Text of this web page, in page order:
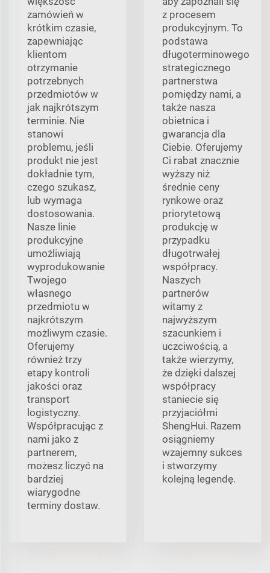
zamówień w
krótkim czasie,
zapewniając
klientom
otrzymanie
potrzebnych
przedmiotów w
jak najkrótszym
terminie. Nie
stanowi
problemu, jeśli
produkt nie jest
dokładnie tym,
czego szukasz,
lub wymaga
dostosowania.
Nasze linie
produkcyjne
umożliwiają
wyprodukowanie
Twojego
własnego
przedmiotu w
najkrótszym
możliwym czasie.
Oferujemy
również trzy
etapy kontroli
jakości oraz
transport
logistyczny.
Współpracując z
nami jako z
partnerem,
możesz liczyć na
bardziej
wiarygodne
terminy dostaw.
z procesem
produkcyjnym. To
podstawa
długoterminowego
strategicznego
partnerstwa
pomiędzy nami, a
także nasza
obietnica i
gwarancja dla
Ciebie. Oferujemy
Ci rabat znacznie
wyższy niż
średnie ceny
rynkowe oraz
priorytetową
produkcję w
przypadku
długotrwałej
współpracy.
Naszych
partnerów
witamy z
najwyższym
szacunkiem i
uczciwością, a
także wierzymy,
że dzięki dalszej
współpracy
staniecie się
przyjaciółmi
ShengHui. Razem
osiągniemy
wzajemny sukces
i stworzymy
kolejną legendę.